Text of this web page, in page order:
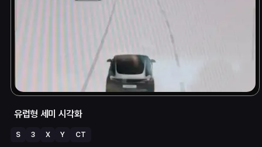
유럽형 세미 시각화
S 3 X Y CT